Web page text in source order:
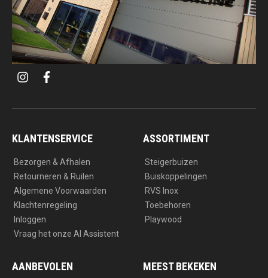
i
t
a
f
e
k
KLANTENSERVICE
Bezorgen & Afhalen
Retourneren & Ruilen
Algemene Voorwaarden
Klachtenregeling
Inloggen
Vraag het onze AI Assistent
ASSORTIMENT
Steigerbuizen
Buiskoppelingen
RVS Inox
Toebehoren
Playwood
AANBEVOLEN MEEST BEKEKEN